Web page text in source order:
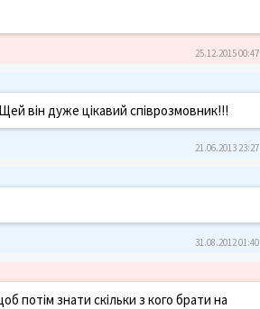
25.12.2015 00:47
він дуже цікавий співрозмовник!!!
21.06.2013 23:27
31.08.2012 01:40
потім знати скільки з кого брати на